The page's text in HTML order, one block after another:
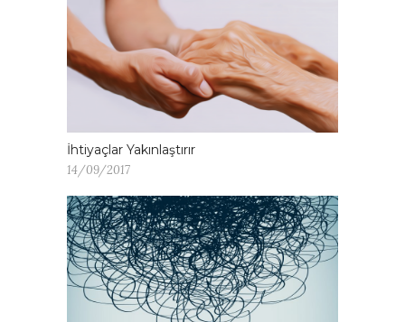
İhtiyaçlar Yakınlaştırır
14/09/2017